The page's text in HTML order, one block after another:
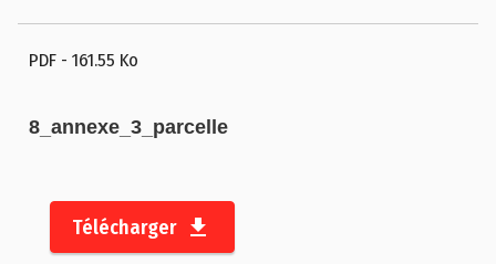
PDF - 161.55 Ko
8_annexe_3_parcelle
Télécharger